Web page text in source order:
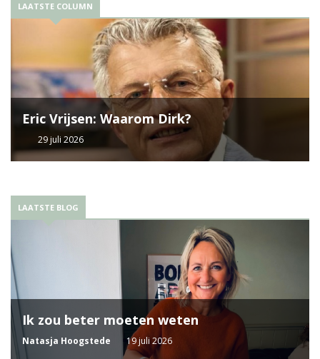
LAATSTE COLUMN
Eric Vrijsen: Waarom Dirk?
29 juli 2026
LAATSTE BLOG
Ik zou beter moeten weten
Natasja Hoogstede 19 juli 2026